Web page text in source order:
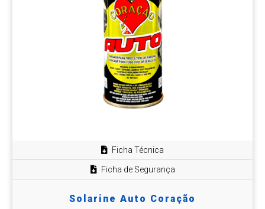
Ficha Técnica
Ficha de Segurança
Solarine Auto Coração